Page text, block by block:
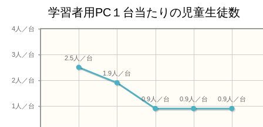
学習者用PC１台当たりの児童生徒数
1人／台
2人／台
3人／台
4人／台
0.9人／台
0.9人／台
0.9人／台
1.9人／台
2.5人／台